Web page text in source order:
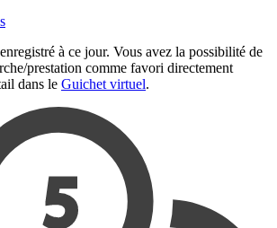
à ce jour. Vous avez la possibilité de
prestation comme favori directement
dans le Guichet virtuel.